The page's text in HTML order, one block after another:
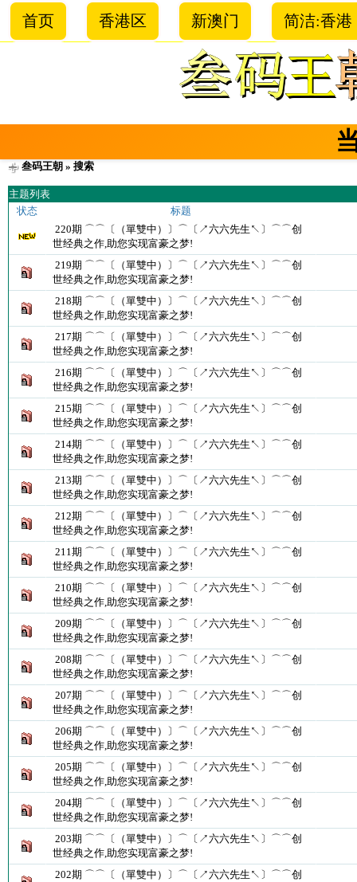
首页 香港区 新澳门 简洁:香港
叁码王朝 » 搜索
主题列表
状态
标题
220期 ⌒⌒〔（單雙中）〕⌒〔↗六六先生↖〕⌒⌒创
世经典之作,助您实现富豪之梦!
219期 ⌒⌒〔（單雙中）〕⌒〔↗六六先生↖〕⌒⌒创
世经典之作,助您实现富豪之梦!
218期 ⌒⌒〔（單雙中）〕⌒〔↗六六先生↖〕⌒⌒创
世经典之作,助您实现富豪之梦!
217期 ⌒⌒〔（單雙中）〕⌒〔↗六六先生↖〕⌒⌒创
世经典之作,助您实现富豪之梦!
216期 ⌒⌒〔（單雙中）〕⌒〔↗六六先生↖〕⌒⌒创
世经典之作,助您实现富豪之梦!
215期 ⌒⌒〔（單雙中）〕⌒〔↗六六先生↖〕⌒⌒创
世经典之作,助您实现富豪之梦!
214期 ⌒⌒〔（單雙中）〕⌒〔↗六六先生↖〕⌒⌒创
世经典之作,助您实现富豪之梦!
213期 ⌒⌒〔（單雙中）〕⌒〔↗六六先生↖〕⌒⌒创
世经典之作,助您实现富豪之梦!
212期 ⌒⌒〔（單雙中）〕⌒〔↗六六先生↖〕⌒⌒创
世经典之作,助您实现富豪之梦!
211期 ⌒⌒〔（單雙中）〕⌒〔↗六六先生↖〕⌒⌒创
世经典之作,助您实现富豪之梦!
210期 ⌒⌒〔（單雙中）〕⌒〔↗六六先生↖〕⌒⌒创
世经典之作,助您实现富豪之梦!
209期 ⌒⌒〔（單雙中）〕⌒〔↗六六先生↖〕⌒⌒创
世经典之作,助您实现富豪之梦!
208期 ⌒⌒〔（單雙中）〕⌒〔↗六六先生↖〕⌒⌒创
世经典之作,助您实现富豪之梦!
207期 ⌒⌒〔（單雙中）〕⌒〔↗六六先生↖〕⌒⌒创
世经典之作,助您实现富豪之梦!
206期 ⌒⌒〔（單雙中）〕⌒〔↗六六先生↖〕⌒⌒创
世经典之作,助您实现富豪之梦!
205期 ⌒⌒〔（單雙中）〕⌒〔↗六六先生↖〕⌒⌒创
世经典之作,助您实现富豪之梦!
204期 ⌒⌒〔（單雙中）〕⌒〔↗六六先生↖〕⌒⌒创
世经典之作,助您实现富豪之梦!
203期 ⌒⌒〔（單雙中）〕⌒〔↗六六先生↖〕⌒⌒创
世经典之作,助您实现富豪之梦!
202期 ⌒⌒〔（單雙中）〕⌒〔↗六六先生↖〕⌒⌒创